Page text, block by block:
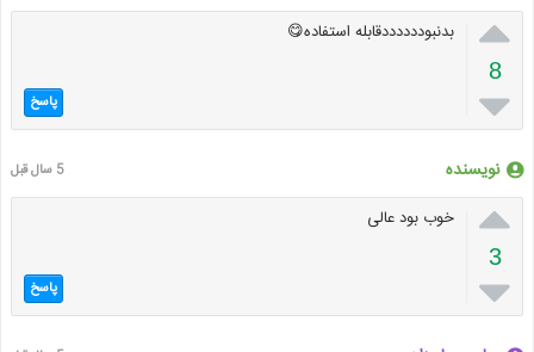

8

بدنبوددددددقابله استفاده😋
پاسخ
نویسنده 5 سال قبل

3

خوب بود عالی
پاسخ